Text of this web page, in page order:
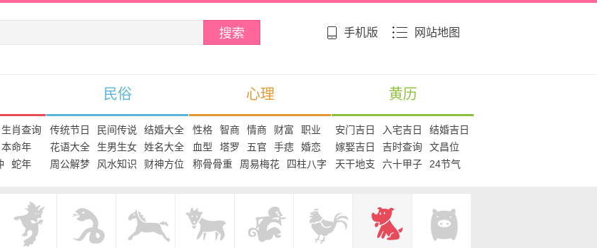
搜索 手机版 网站地图
生肖查询
本命年
蛇年
民俗
传统节日 民间传说
结婚大全
花语大全
生男生女
姓名大全
周公解梦
风水知识 财神方位
心理
性格 智商 情商 财富
职业
血型
塔罗 五官 手痣
婚恋
称骨骨重
周易梅花 四柱八字
黄历
安门吉日 入宅吉日
结婚吉日
嫁娶吉日
吉时查询
文昌位
天干地支
六十甲子 24节气